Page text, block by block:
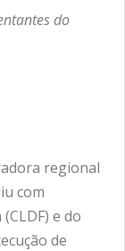
do
regional
com
e do
de